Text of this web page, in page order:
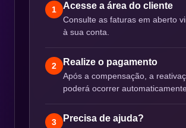
1 Acesse a área do cliente
Consulte as faturas em aberto
à sua conta.
2 Realize o pagamento
Após a compensação, a
poderá ocorrer automaticamente.
3 Precisa de ajuda?